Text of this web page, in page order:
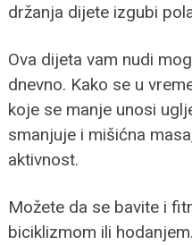
držanja dijete izgubi
Ova dijeta vam nudi
dnevno. Kako se u
koje se manje unosi
smanjuje i mišićna
aktivnost.
Možete da se bavite i
biciklizmom ili